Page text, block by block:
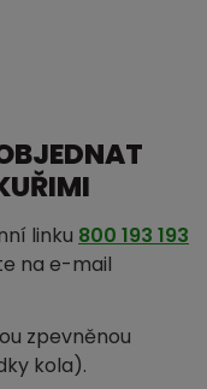
linku 800 193 193
na e-mail
zpevněnou
kola).